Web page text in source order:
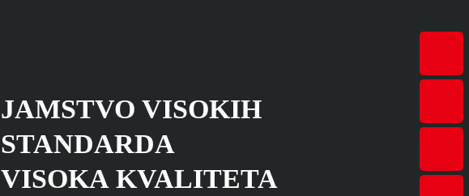
JAMSTVO VISOKIH
STANDARDA
VISOKA KVALITETA